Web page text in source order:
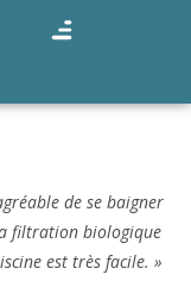
de se baigner
filtration biologique
est très facile. »